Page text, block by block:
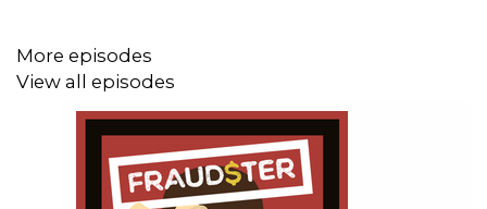
Retrouvez tous les podcasts du label Podcut sur notre
site web :
https://twitter.com/podcut_label
Facebook : https://www.facebook.com/podcut/
More episodes
View all episodes